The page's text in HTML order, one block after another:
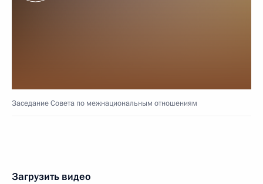
Заседание Совета по межнациональным отношениям
Загрузить видео